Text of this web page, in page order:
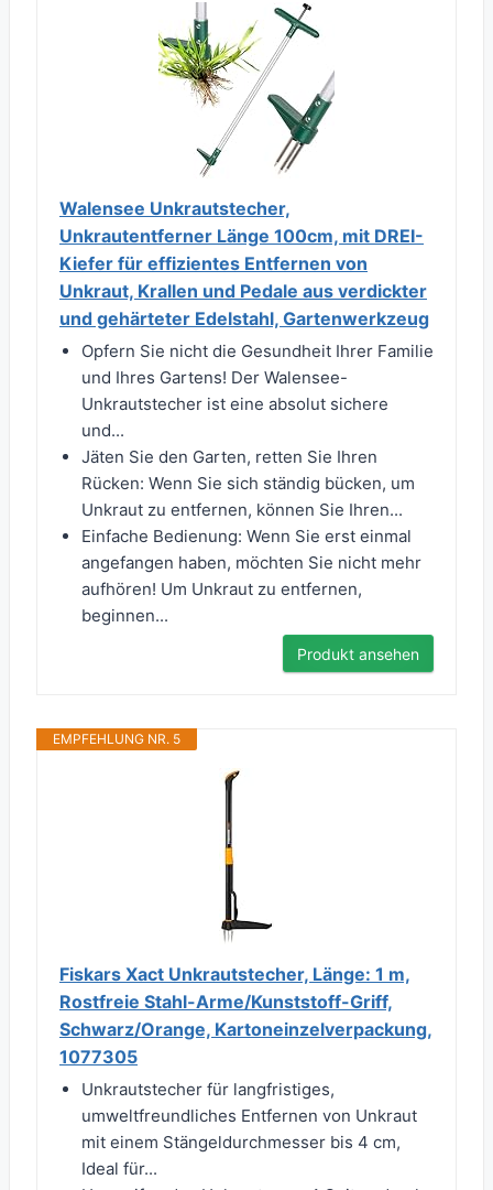
Walensee Unkrautstecher,
Unkrautentferner Länge 100cm, mit DREI-
Kiefer für effizientes Entfernen von
Unkraut, Krallen und Pedale aus verdickter
und gehärteter Edelstahl, Gartenwerkzeug
Opfern Sie nicht die Gesundheit Ihrer Familie
und Ihres Gartens! Der Walensee-
Unkrautstecher ist eine absolut sichere
und...
Jäten Sie den Garten, retten Sie Ihren
Rücken: Wenn Sie sich ständig bücken, um
Unkraut zu entfernen, können Sie Ihren...
Einfache Bedienung: Wenn Sie erst einmal
angefangen haben, möchten Sie nicht mehr
aufhören! Um Unkraut zu entfernen,
beginnen...
Produkt ansehen
EMPFEHLUNG NR. 5
Fiskars Xact Unkrautstecher, Länge: 1 m,
Rostfreie Stahl-Arme/Kunststoff-Griff,
Schwarz/Orange, Kartoneinzelverpackung,
1077305
Unkrautstecher für langfristiges,
umweltfreundliches Entfernen von Unkraut
mit einem Stängeldurchmesser bis 4 cm,
Ideal für...